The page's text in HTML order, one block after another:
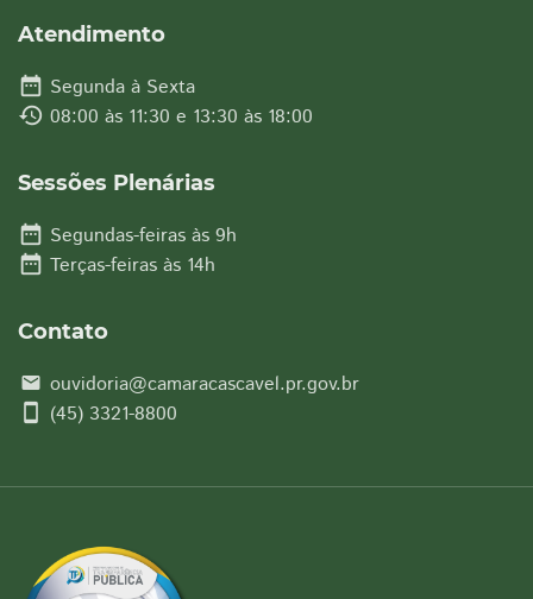
Atendimento
date_range Segunda à Sexta
history 08:00 às 11:30 e 13:30 às 18:00
Sessões Plenárias
date_range Segundas-feiras às 9h
date_range Terças-feiras às 14h
Contato
email ouvidoria@camaracascavel.pr.gov.br
smartphone (45) 3321-8800